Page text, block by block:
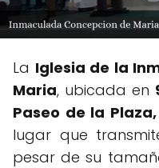
La Iglesia de la
Maria, ubicada en
Paseo de la
lugar que
pesar de su